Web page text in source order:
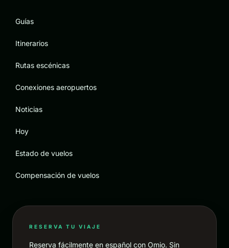
Guías
Itinerarios
Rutas escénicas
Conexiones aeropuertos
Noticias
Hoy
Estado de vuelos
Compensación de vuelos
RESERVA TU VIAJE
Reserva fácilmente en español con Omio. Sin